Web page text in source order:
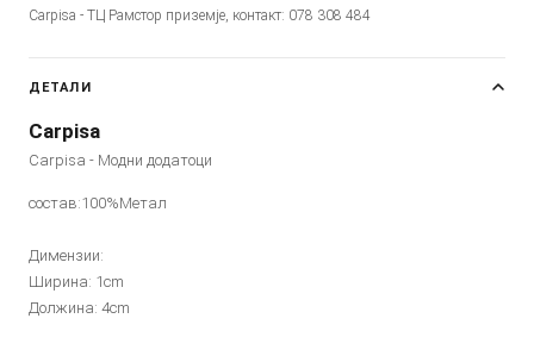
Carpisa - ТЦ Рамстор приземје, контакт: 078 308 484
ДЕТАЛИ
Carpisa
Carpisa - Модни додатоци
состав:100%Метал
Димензии:
Ширина: 1cm
Должина: 4cm